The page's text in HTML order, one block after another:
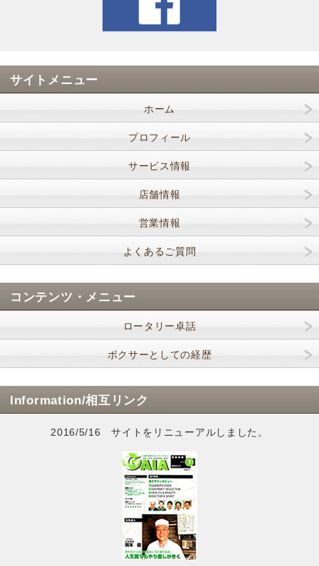
サイトメニュー
ホーム
プロフィール
サービス情報
店舗情報
営業情報
よくあるご質問
コンテンツ・メニュー
ロータリー卓話
ボクサーとしての経歴
Information/相互リンク
2016/5/16 サイトをリニューアルしました。